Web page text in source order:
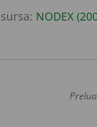
sursa: NODEX